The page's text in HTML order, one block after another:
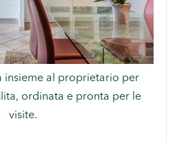
insieme al proprietario per
ordinata e pronta per le
visite.